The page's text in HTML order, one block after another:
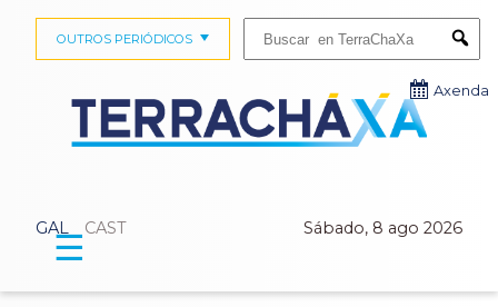
GAL CAST Sábado, 8 ago 2026
OUTROS PERIÓDICOS
Axenda
☰